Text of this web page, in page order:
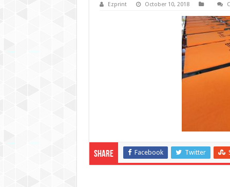
Ezprint October 10, 2018
Share Facebook Twitter